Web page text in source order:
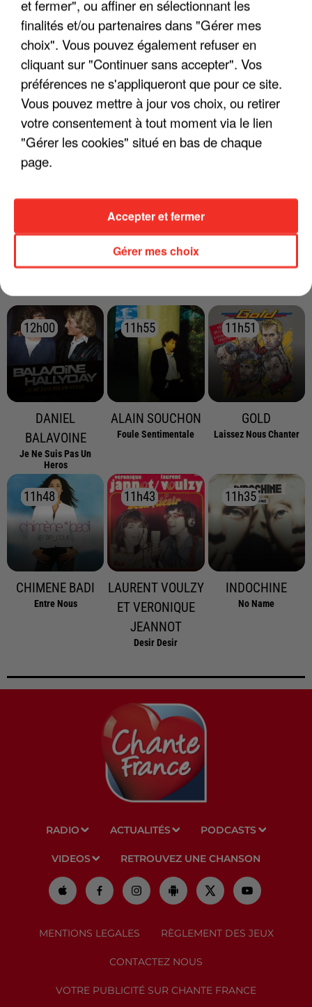
RÉCEMMENT DIFFUSÉ
12h00
12h00
DANIEL
BALAVOINE
Je Ne Suis Pas Un
Heros
11h55
11h55
ALAIN SOUCHON
Foule Sentimentale
11h51
11h51
GOLD
Laissez Nous Chanter
11h48
11h48
CHIMENE BADI
Entre Nous
11h43
11h43
LAURENT VOULZY
ET VERONIQUE
JEANNOT
Desir Desir
11h35
11h35
INDOCHINE
No Name
RADIO ACTUALITÉS PODCASTS
VIDEOS RETROUVEZ UNE CHANSON
MENTIONS LEGALES RÈGLEMENT DES JEUX
CONTACTEZ NOUS
VOTRE PUBLICITÉ SUR CHANTE FRANCE
et fermer", ou affiner en sélectionnant les
finalités et/ou partenaires dans "Gérer mes
choix". Vous pouvez également refuser en
cliquant sur "Continuer sans accepter". Vos
préférences ne s'appliqueront que pour ce site.
Vous pouvez mettre à jour vos choix, ou retirer
votre consentement à tout moment via le lien
"Gérer les cookies" situé en bas de chaque
page.
Gérer mes choix
Accepter et fermer